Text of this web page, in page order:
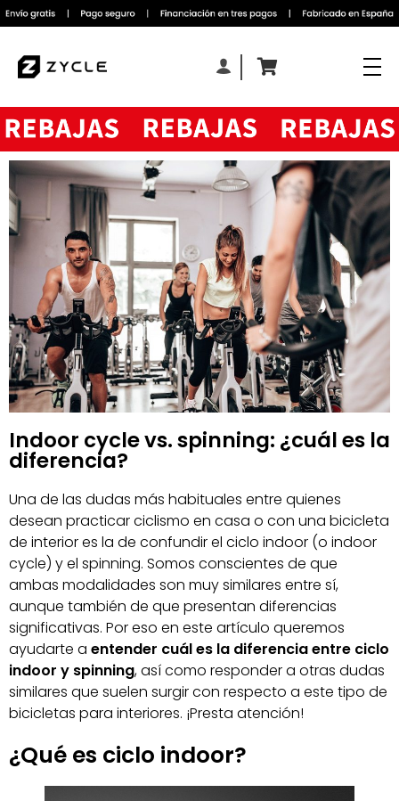
Indoor cycle vs. spinning: ¿cuál es la
diferencia?
Una de las dudas más habituales entre quienes
desean practicar ciclismo en casa o con una bicicleta
de interior es la de confundir el ciclo indoor (o indoor
cycle) y el spinning. Somos conscientes de que
ambas modalidades son muy similares entre sí,
aunque también de que presentan diferencias
significativas. Por eso en este artículo queremos
ayudarte a entender cuál es la diferencia entre ciclo
indoor y spinning, así como responder a otras dudas
similares que suelen surgir con respecto a este tipo de
bicicletas para interiores. ¡Presta atención!
¿Qué es ciclo indoor?